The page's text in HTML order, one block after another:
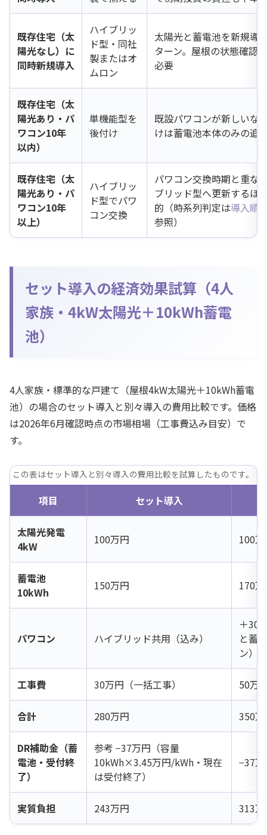
既存住宅（太
陽光なし）に
同時新規導入
ハイブリッ
ド型・同社
製またはオ
ムロン
太陽光と蓄電池を新規導
ターン。屋根の状態確認
必要
既存住宅（太
陽光あり・パ
ワコン10年
以内）
単機能型を
後付け
既設パワコンが新しいな
けは蓄電池本体のみの追
既存住宅（太
陽光あり・パ
ワコン10年
以上）
ハイブリッ
ド型でパワ
コン交換
パワコン交換時期と重な
ブリッド型へ更新するほ
的（時系列判定は導入順
参照）
セット導入の経済効果試算（4人
家族・4kW太陽光＋10kWh蓄電
池）
4人家族・標準的な戸建て（屋根4kW太陽光＋10kWh蓄電
池）の場合のセット導入と別々導入の費用比較です。価格
は 2026年6月確認時点の市場相場（工事費込み目安）で
す。
この表はセット導入と別々導入の費用比較を試算したものです。
項目 セット導入
太陽光発電
4kW
100万円 100
蓄電池
10kWh
150万円 170
パワコン ハイブリッド共用（込み）
＋30
と蓄
ン）
工事費 30万円（一括工事） 50万
合計 280万円 350
DR補助金（蓄
電池・受付終
了）
参考 −37万円（容量
10kWh×3.45万円/kWh・現在
は受付終了）
−37
実質負担 243万円 313